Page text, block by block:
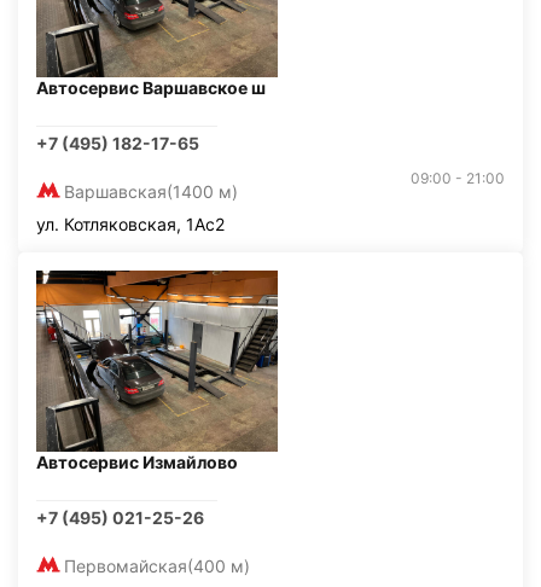
Автосервис Варшавское ш
+7 (495) 182-17-65
Варшавская(1400 м)
09:00 - 21:00
ул. Котляковская, 1Ас2
Автосервис Измайлово
+7 (495) 021-25-26
Первомайская(400 м)